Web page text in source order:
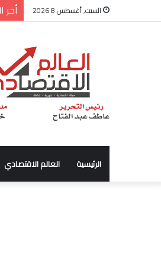
السبت, أغسطس 8 2026 أخر
الرئيسية العالم الاقتصادي